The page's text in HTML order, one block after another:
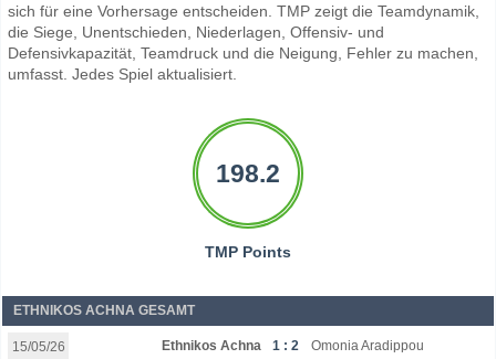
sich für eine Vorhersage entscheiden. TMP zeigt die Teamdynamik,
die Siege, Unentschieden, Niederlagen, Offensiv- und
Defensivkapazität, Teamdruck und die Neigung, Fehler zu machen,
umfasst. Jedes Spiel aktualisiert.
198.2
TMP Points
ETHNIKOS ACHNA GESAMT
15/05/26 Ethnikos Achna 1 : 2 Omonia Aradippou